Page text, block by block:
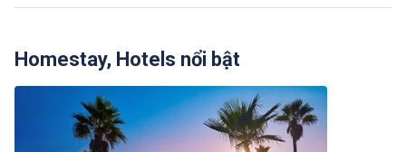
Homestay, Hotels nổi bật